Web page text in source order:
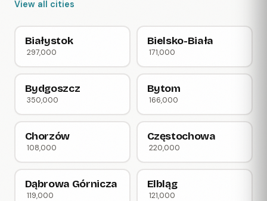
View all cities
Białystok
297,000
Bielsko-Biała
171,000
Bydgoszcz
350,000
Bytom
166,000
Chorzów
108,000
Częstochowa
220,000
Dąbrowa Górnicza
119,000
Elbląg
121,000